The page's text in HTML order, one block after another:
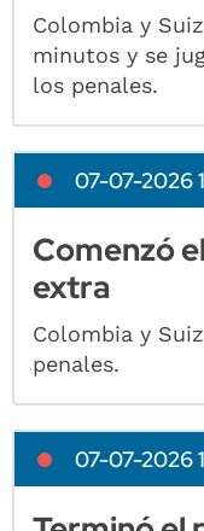
Colombia y
minutos y se
los penales.
07-07-2026
Comenzó
extra
Colombia y
penales.
07-07-2026